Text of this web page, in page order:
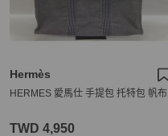
Hermès
HERMES 愛馬仕 手提包 托特包 帆布
TWD 4,950